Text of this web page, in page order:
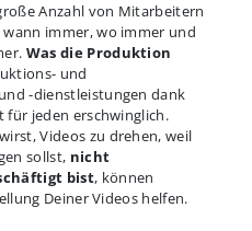
Anzahl von Mitarbeitern
immer, wo immer und
Was die Produktion
und
-dienstleistungen dank
für jeden erschwinglich.
Videos zu drehen, weil
sollst, nicht
bist, können
Deiner Videos helfen.